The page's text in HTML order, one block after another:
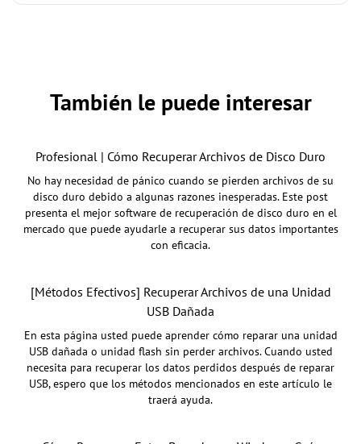
También le puede interesar
Profesional | Cómo Recuperar Archivos de Disco Duro
No hay necesidad de pánico cuando se pierden archivos de su
disco duro debido a algunas razones inesperadas. Este post
presenta el mejor software de recuperación de disco duro en el
mercado que puede ayudarle a recuperar sus datos importantes
con eficacia.
[Métodos Efectivos] Recuperar Archivos de una Unidad
USB Dañada
En esta página usted puede aprender cómo reparar una unidad
USB dañada o unidad flash sin perder archivos. Cuando usted
necesita para recuperar los datos perdidos después de reparar
USB, espero que los métodos mencionados en este artículo le
traerá ayuda.